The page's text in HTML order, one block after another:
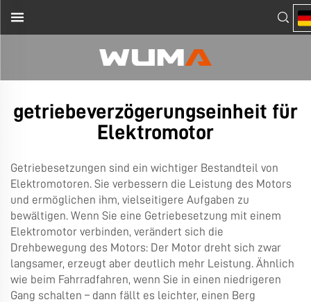
getriebeverzögerungseinheit für
Elektromotor
Getriebesetzungen sind ein wichtiger Bestandteil von
Elektromotoren. Sie verbessern die Leistung des Motors
und ermöglichen ihm, vielseitigere Aufgaben zu
bewältigen. Wenn Sie eine Getriebesetzung mit einem
Elektromotor verbinden, verändert sich die
Drehbewegung des Motors: Der Motor dreht sich zwar
langsamer, erzeugt aber deutlich mehr Leistung. Ähnlich
wie beim Fahrradfahren, wenn Sie in einen niedrigeren
Gang schalten – dann fällt es leichter, einen Berg